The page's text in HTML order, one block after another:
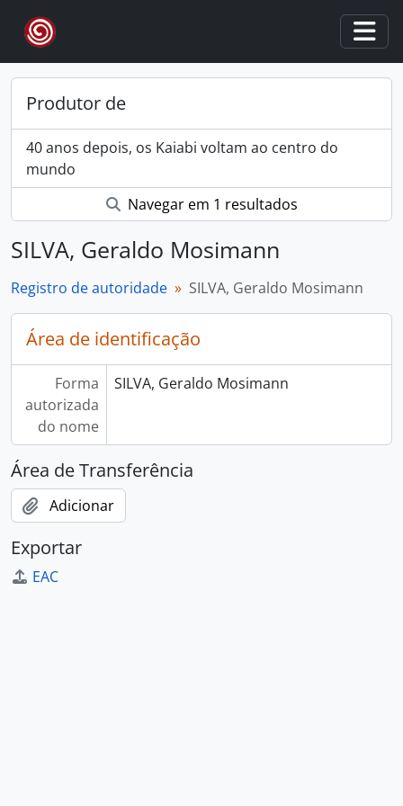
Skip to main content
Produtor de
40 anos depois, os Kaiabi voltam ao centro do
mundo
Navegar em 1 resultados
SILVA, Geraldo Mosimann
Registro de autoridade SILVA, Geraldo Mosimann
Área de identificação
Forma
autorizada
do nome
SILVA, Geraldo Mosimann
Área de Transferência
Adicionar
Exportar
EAC